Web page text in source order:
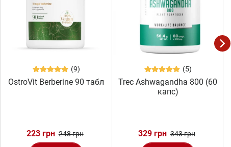
(9)
OstroVit Berberine 90 табл
223 грн 248 грн
(5)
Trec Ashwagandha 800 (60
капс)
329 грн 343 грн